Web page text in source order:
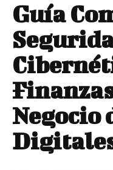
Guía
Negocio